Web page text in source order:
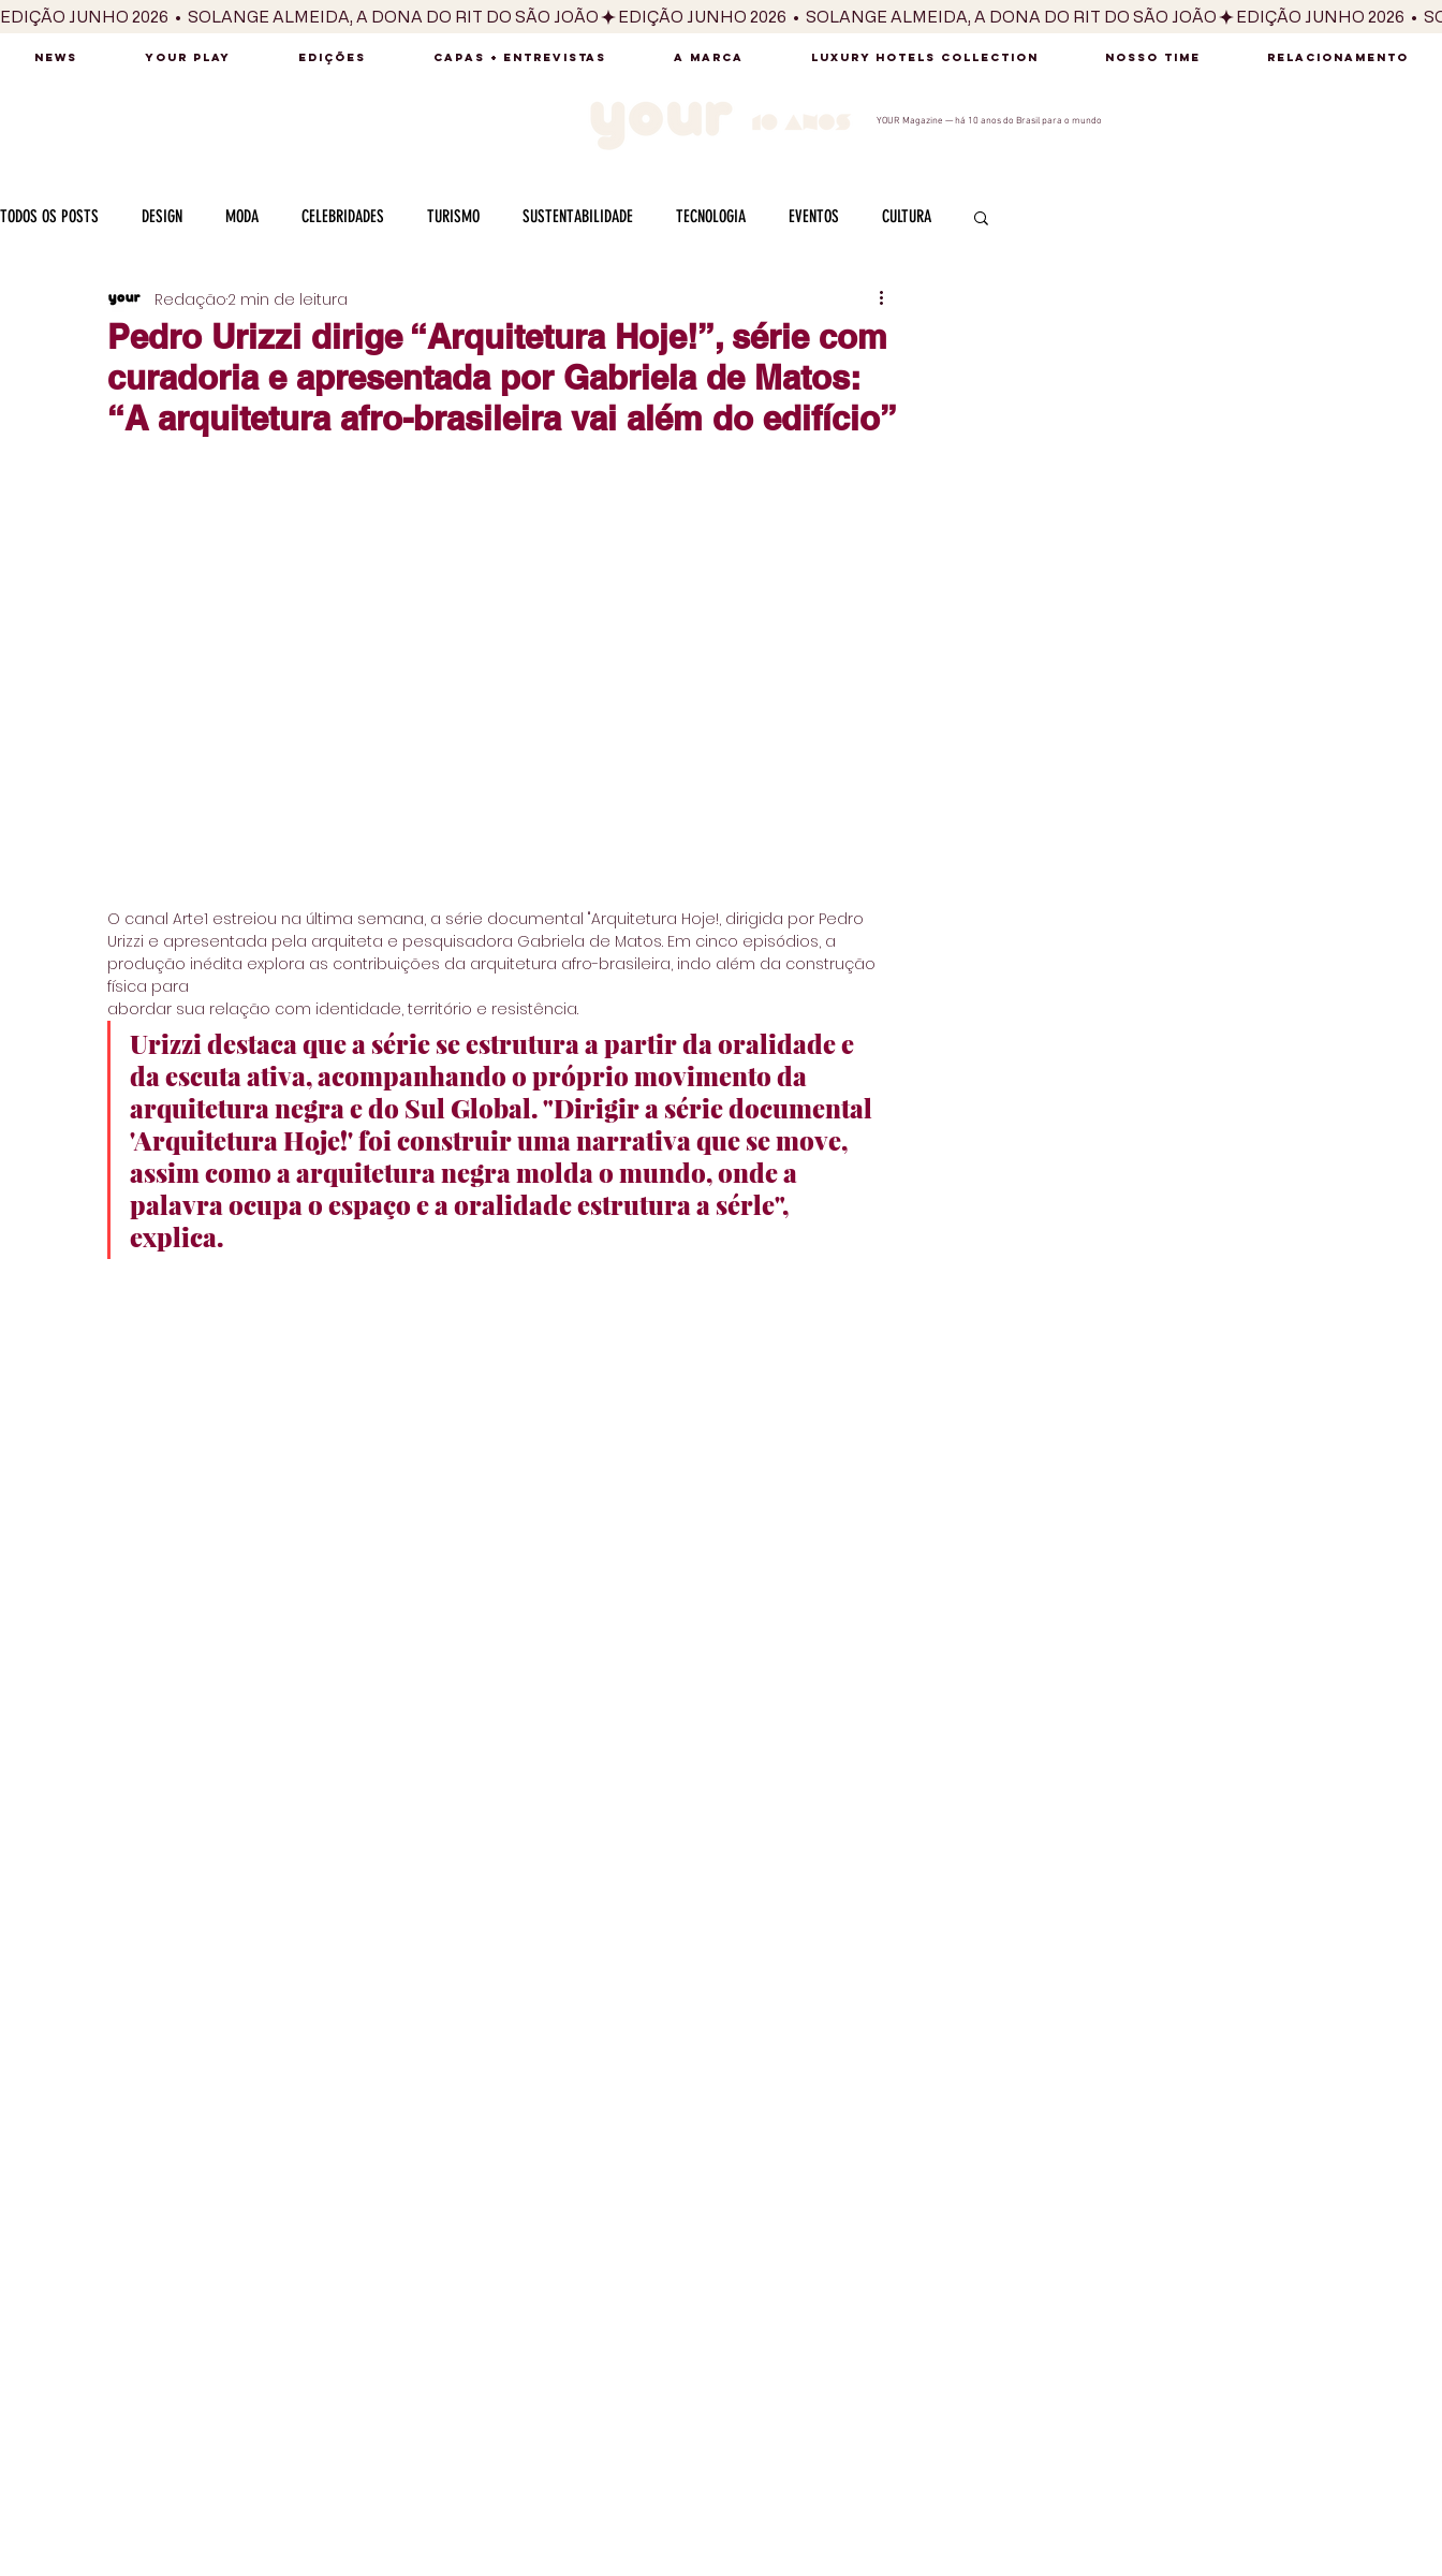
EDIÇÃO JUNHO 2026  •  SOLANGE ALMEIDA, A DONA DO RIT DO SÃO JOÃO
NEWS YOUR PLAY EDIÇÕES CAPAS + ENTREVISTAS A MARCA LUXURY HOTELS COLLECTION NOSSO TIME RELACIONAMENTO
YOUR Magazine — há 10 anos do Brasil para o mundo
TODOS OS POSTS DESIGN MODA CELEBRIDADES TURISMO SUSTENTABILIDADE TECNOLOGIA EVENTOS CULTURA
MÚSICA SÉRIES / TV INTERNACIONAL
CULINÁRIA PESSOAS CARREIRA VINHOS SABOR SEXUALIDADE MULHER HOMEM
Pedro Urizzi dirige “Arquitetura Hoje!”, série com
curadoria e apresentada por Gabriela de Matos:
“A arquitetura afro-brasileira vai além do edifício”
Redação2 min de leitura
O canal Arte1 estreiou na última semana, a série documental "Arquitetura Hoje!, dirigida por Pedro
Urizzi e apresentada pela arquiteta e pesquisadora Gabriela de Matos. Em cinco episódios, a
produção inédita explora as contribuições da arquitetura afro-brasileira, indo além da construção
física para
abordar sua relação com identidade, território e resistência.
Urizzi destaca que a série se estrutura a partir da oralidade e
da escuta ativa, acompanhando o próprio movimento da
arquitetura negra e do Sul Global. "Dirigir a série documental
'Arquitetura Hoje!' foi construir uma narrativa que se move,
assim como a arquitetura negra molda o mundo, onde a
palavra ocupa o espaço e a oralidade estrutura a sérle",
explica.